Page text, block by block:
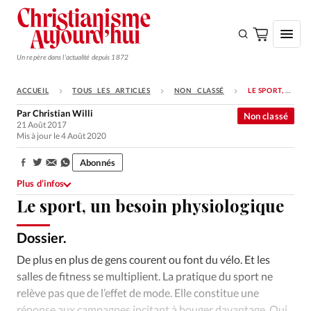
Un repère dans l'actualité depuis 1872
S'ABONNER
Monde
Opinions
Tous les articles
Faire un don
Emploi
Se connecter
ACCUEIL TOUS LES ARTICLES NON CLASSÉ LE SPORT, UN BESOIN PHYSIOLOGIQUE
Le sport, un besoin physiologique
Dossier.
Non classé
ParChristian Willi
21 Août 2017
Mis à jour le 4 Août 2020
Partager:
Abonnés
Plus d’infos
De plus en plus de gens courent ou font du vélo. Et les
salles de fitness se multiplient. La pratique du sport ne
relève pas que de l’effet de mode. Elle constitue une